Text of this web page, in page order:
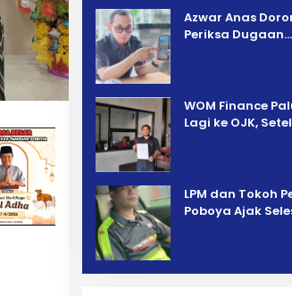
Azwar Anas
Periksa Dugaan
‎WOM Finance
Lagi ke OJK,
LPM dan Tokoh
Poboya Ajak